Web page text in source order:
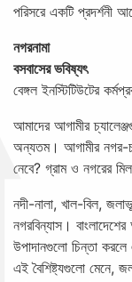
পরিসরে একটি প্রদর্শনী
নগরনামা
বসবাসের ভবিষ্যৎ
বেঙ্গল ইনস্টিটিউটের
আমাদের আগামীর
অন্যতম। আগামীর নগর-
নেবে? গ্রাম ও নগরের
নদী-নালা, খাল-বিল,
নগরবিন্যাস।
উপাদানগুলো চিন্তা করলে
এই বৈশিষ্ট্যগুলো মেনে,